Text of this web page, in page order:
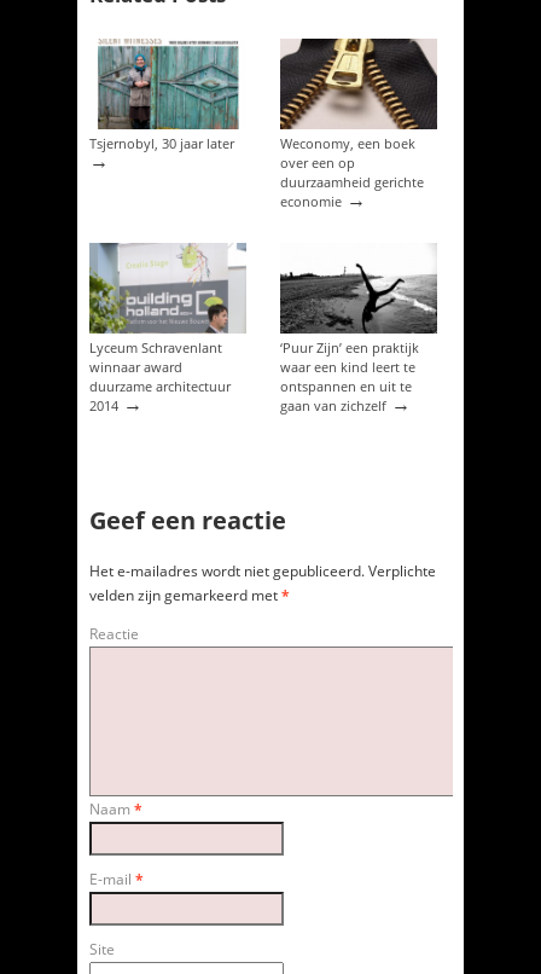
Tsjernobyl, 30 jaar later
→
Weconomy, een boek
over een op
duurzaamheid gerichte
economie →
Lyceum Schravenlant
winnaar award
duurzame architectuur
2014 →
‘Puur Zijn’ een praktijk
waar een kind leert te
ontspannen en uit te
gaan van zichzelf →
Geef een reactie
Het e-mailadres wordt niet gepubliceerd. Verplichte
velden zijn gemarkeerd met*
Reactie
Naam *
E-mail *
Site